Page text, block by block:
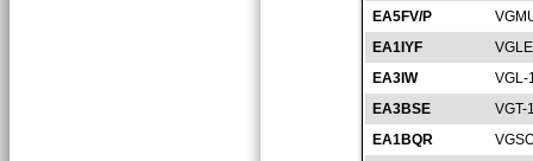
EA5FV/P
EA1IYF
EA3IW
VGL-
EA3BSE
VGT-
EA1BQR